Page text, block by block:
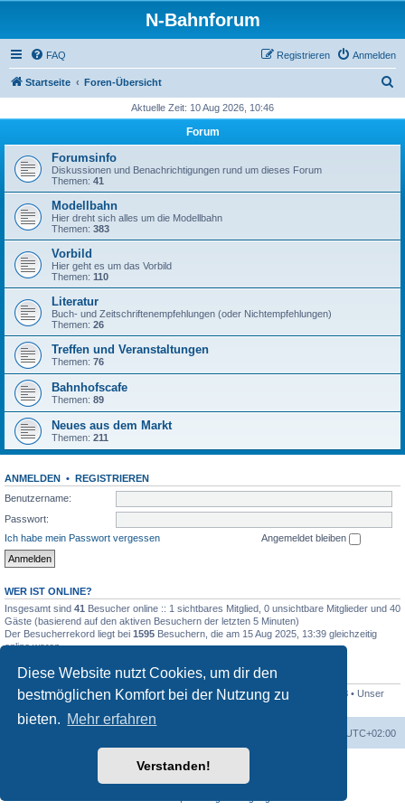
Diese Website nutzt Cookies, um dir den
bestmöglichen Komfort bei der Nutzung zu
bieten. Mehr erfahren
Verstanden!
N-Bahnforum
FAQ Anmelden
Registrieren
Startseite Foren-Übersicht
h
Aktuelle Zeit: 10 Aug 2026, 10:46
Forum
Forumsinfo
Diskussionen und Benachrichtigungen rund um dieses Forum
Themen: 41
Modellbahn
Hier dreht sich alles um die Modellbahn
Themen: 383
Vorbild
Hier geht es um das Vorbild
Themen: 110
Literatur
Buch- und Zeitschriftenempfehlungen (oder Nichtempfehlungen)
Themen: 26
Treffen und Veranstaltungen
Themen: 76
Bahnhofscafe
Themen: 89
Neues aus dem Markt
Themen: 211
ANMELDEN • REGISTRIEREN
Benutzername:
Passwort:
Ich habe mein Passwort vergessen
Angemeldet bleiben
WER IST ONLINE?
Insgesamt sind 41 Besucher online :: 1 sichtbares Mitglied, 0 unsichtbare Mitglieder und 40
Gäste (basierend auf den aktiven Besuchern der letzten 5 Minuten)
Der Besucherrekord liegt bei 1595 Besuchern, die am 15 Aug 2025, 13:39 gleichzeitig
online waren.
STATISTIK
Beiträge insgesamt16957• Themen insgesamt 954 • Mitglieder insgesamt 128 • Unser
neuestes Mitglied:
UTC+02:00
Powered byphpBB® Forum Software © phpBB Limited
phpBB.de